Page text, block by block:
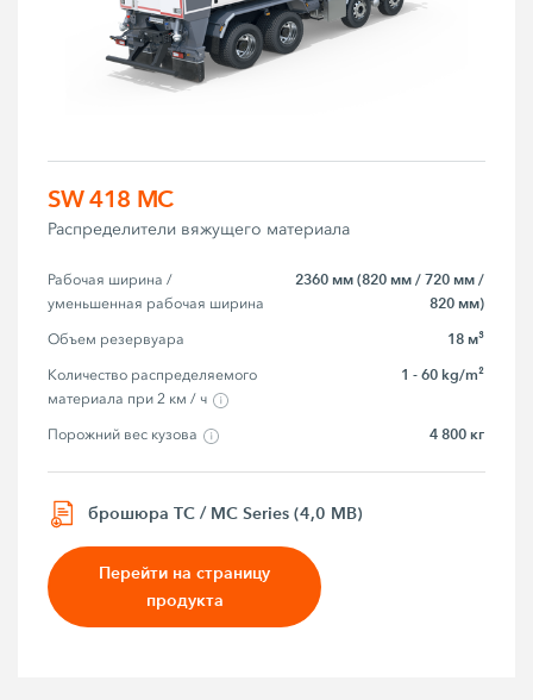
SW 418 MC
Распределители вяжущего материала
Рабочая ширина /
уменьшенная рабочая ширина
2360 мм (820 мм / 720 мм /
820 мм)
Объем резервуара 18 м³
Количество распределяемого
материала при 2 км / ч
1 - 60 kg/m²
Порожний вес кузова 4 800 кг
брошюра TC / MC Series (4,0 MB)
Перейти на страницу
продукта